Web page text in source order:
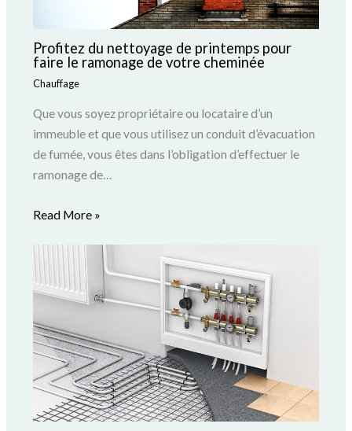
Profitez du nettoyage de printemps pour
faire le ramonage de votre cheminée
Chauffage
Que vous soyez propriétaire ou locataire d’un
immeuble et que vous utilisez un conduit d’évacuation
de fumée, vous êtes dans l’obligation d’effectuer le
ramonage de…
Read More »